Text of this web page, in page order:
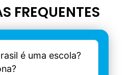
FREQUENTES
é uma escola?